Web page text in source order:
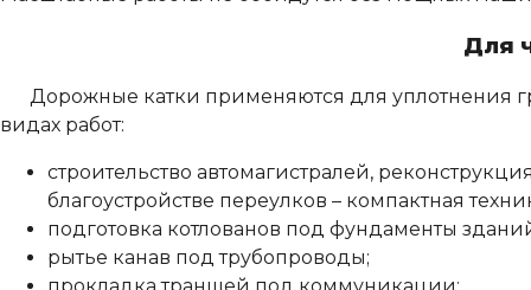
Для
Дорожные катки применяются для уплотнения
видах работ:
строительство автомагистралей,
благоустройстве переулков – компактная
подготовка котлованов под фундаменты
рытье канав под трубопроводы;